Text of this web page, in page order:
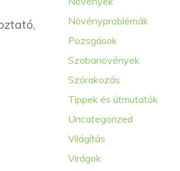
Növényproblémák
Pozsgások
Szobanövények
Szórakozás
Tippek és útmutatók
Uncategorized
Világítás
Virágok